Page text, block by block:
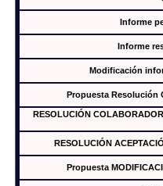
Informe
Informe
Modificación
Propuesta Resolución
RESOLUCIÓN
RESOLUCIÓN
Propuesta